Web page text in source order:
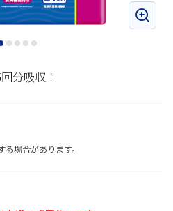
分吸収！
場合があります。